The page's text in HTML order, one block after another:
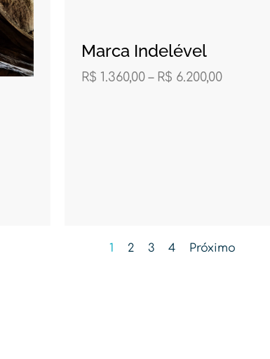
Marca Indelével
R$ 1.360,00 – R$ 6.200,00
1 2 3 4 Próximo